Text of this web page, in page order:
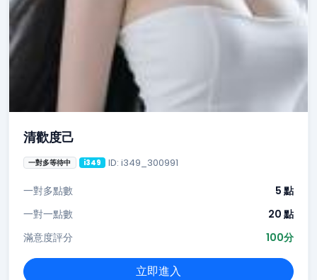
清歡度己
一對多等待中 i349 ID: i349_300991
一對多點數
5 點
一對一點數
20 點
滿意度評分
100分
立即進入